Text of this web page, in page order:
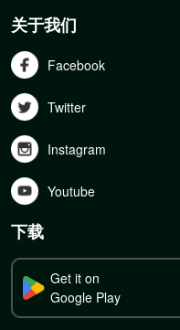
关于我们
Facebook
Twitter
Instagram
Youtube
下载
Get it on
Google Play